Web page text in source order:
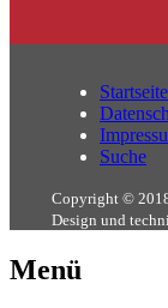
Startseite
Suche
Copyright ©
Design und
Menü